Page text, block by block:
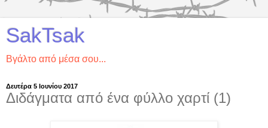
SakTsak
Βγάλτο από μέσα σου...
Δευτέρα 5 Ιουνίου 2017
Διδάγματα από ένα φύλλο χαρτί (1)